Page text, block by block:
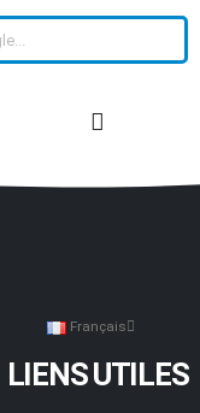
Français
LIENS UTILES